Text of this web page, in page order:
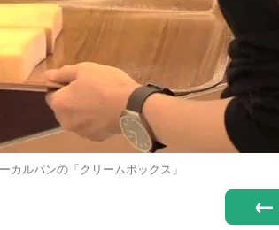
カルパンの「クリームボックス」